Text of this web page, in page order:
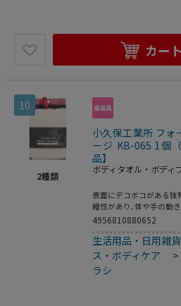
カー
10
2種類
小久保工業所 フォ
ージ KB-065 1個
品】
ボディタオル・ボディ
表面にデコボコがある
縮性があり､体や手の動
くらいの肌触りで､心地
ちで体をしっかり洗えま
利な赤いリボン付き｡
4956810880652
生活用品・日用雑貨
ス・ボディケア
ラシ